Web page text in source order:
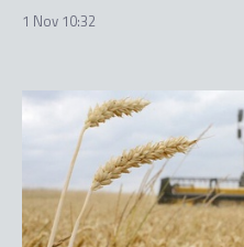
1 Nov 10:32